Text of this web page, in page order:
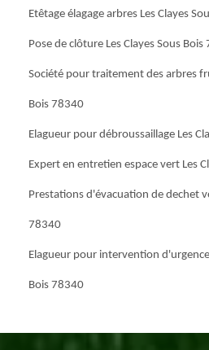
Etêtage élagage arbres Les Clayes
Pose de clôture Les Clayes Sous Bois
Société pour traitement des arbres
Bois 78340
Elagueur pour débroussaillage Les
Expert en entretien espace vert Les
Prestations d'évacuation de dechet
78340
Elagueur pour intervention d'urgence
Bois 78340